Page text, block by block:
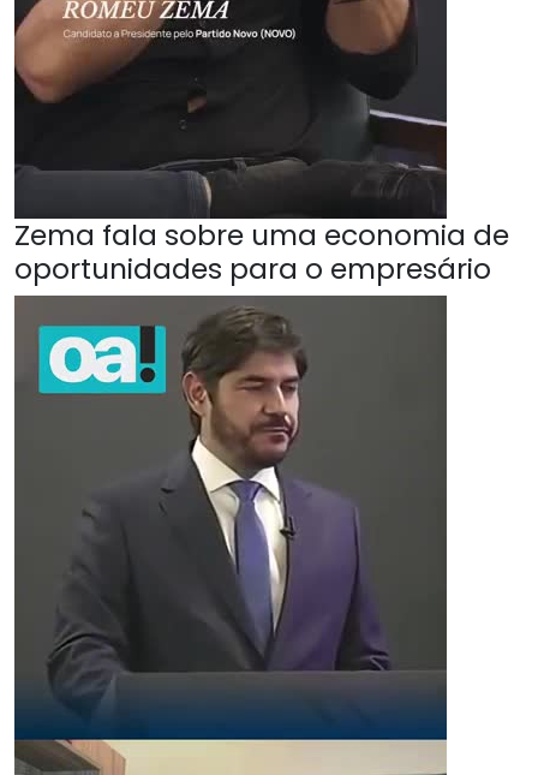
Zema fala sobre uma economia de
oportunidades para o empresário